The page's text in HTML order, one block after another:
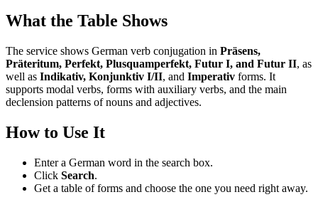
What the Table Shows
The service shows German verb conjugation in Präsens,
Präteritum, Perfekt, Plusquamperfekt, Futur I, and Futur II, as
well as Indikativ, Konjunktiv I/II, and Imperativ forms. It
supports modal verbs, forms with auxiliary verbs, and the main
declension patterns of nouns and adjectives.
How to Use It
Enter a German word in the search box.
Click Search.
Get a table of forms and choose the one you need right away.